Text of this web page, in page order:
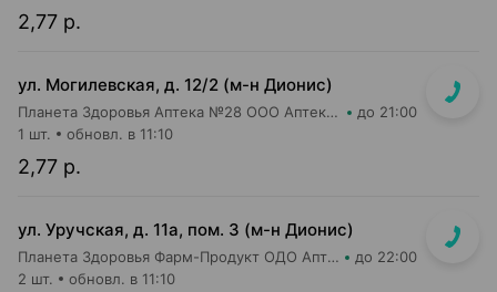
2,77 р.
ул. Могилевская, д. 12/2 (м-н Дионис)
Планета Здоровья Аптека №28 ООО Аптека №6 до 21:00
2,77 р.
1 шт. обновл. в 11:10
ул. Уручская, д. 11а, пом. 3 (м-н Дионис)
Планета Здоровья Фарм-Продукт ОДО Аптека №4 до 22:00
2 шт. обновл. в 11:10